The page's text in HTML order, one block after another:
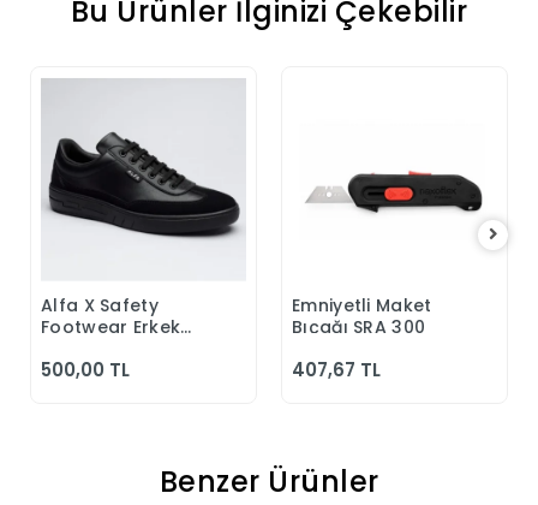
Bu Ürünler İlginizi Çekebilir
Sepete Ekle
Alfa X Safety
Footwear Erkek
Klasik Ayakkabı
500,00 TL
Sepete Ekle
Emniyetli Maket
Bıçağı SRA 300
407,67 TL
Benzer Ürünler